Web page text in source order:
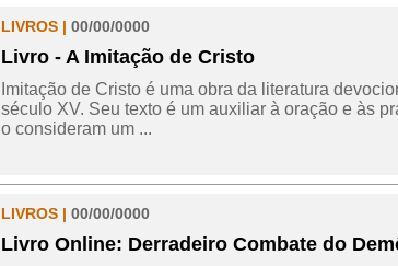
LIVROS | 00/00/0000
Livro - A Imitação de Cristo
Imitação de Cristo é uma obra da literatura
século XV. Seu texto é um auxiliar à oração e às
o consideram um ...
LIVROS | 00/00/0000
Livro Online: Derradeiro Combate do